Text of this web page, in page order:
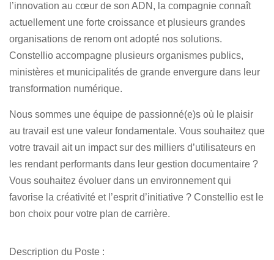
l’innovation au cœur de son ADN, la compagnie connaît
actuellement une forte croissance et plusieurs grandes
organisations de renom ont adopté nos solutions.
Constellio accompagne plusieurs organismes publics,
ministères et municipalités de grande envergure dans leur
transformation numérique.
Nous sommes une équipe de passionné(e)s où le plaisir
au travail est une valeur fondamentale. Vous souhaitez que
votre travail ait un impact sur des milliers d’utilisateurs en
les rendant performants dans leur gestion documentaire ?
Vous souhaitez évoluer dans un environnement qui
favorise la créativité et l’esprit d’initiative ? Constellio est le
bon choix pour votre plan de carrière.
Description du Poste :